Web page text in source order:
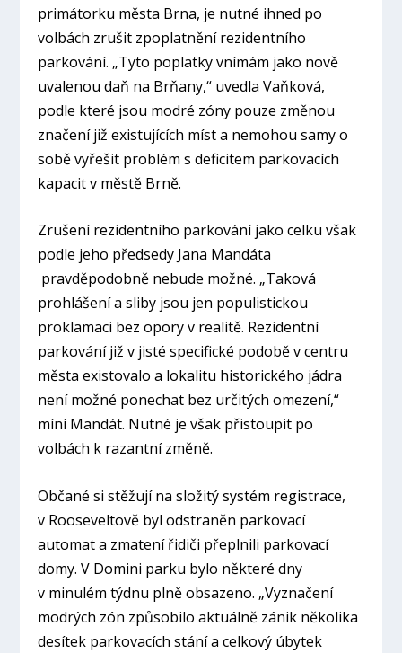
primátorku města Brna, je nutné ihned po
volbách zrušit zpoplatnění rezidentního
parkování. „Tyto poplatky vnímám jako nově
uvalenou daň na Brňany,“ uvedla Vaňková,
podle které jsou modré zóny pouze změnou
značení již existujících míst a nemohou samy o
sobě vyřešit problém s deficitem parkovacích
kapacit v městě Brně.
Zrušení rezidentního parkování jako celku však
podle jeho předsedy Jana Mandáta
pravděpodobně nebude možné. „Taková
prohlášení a sliby jsou jen populistickou
proklamaci bez opory v realitě. Rezidentní
parkování již v jisté specifické podobě v centru
města existovalo a lokalitu historického jádra
není možné ponechat bez určitých omezení,“
míní Mandát. Nutné je však přistoupit po
volbách k razantní změně.
Občané si stěžují na složitý systém registrace,
v Rooseveltově byl odstraněn parkovací
automat a zmatení řidiči přeplnili parkovací
domy. V Domini parku bylo některé dny
v minulém týdnu plně obsazeno. „Vyznačení
modrých zón způsobilo aktuálně zánik několika
desítek parkovacích stání a celkový úbytek